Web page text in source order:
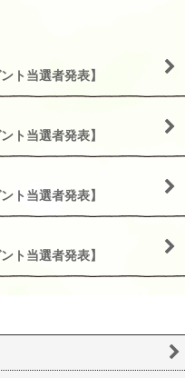
ト当選者発表】
ト当選者発表】
ト当選者発表】
ト当選者発表】